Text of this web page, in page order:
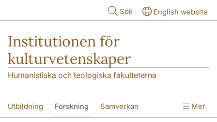
Sök English website
Institutionen för
kulturvetenskaper
Humanistiska och teologiska fakulteterna
Utbildning Forskning Samverkan Mer